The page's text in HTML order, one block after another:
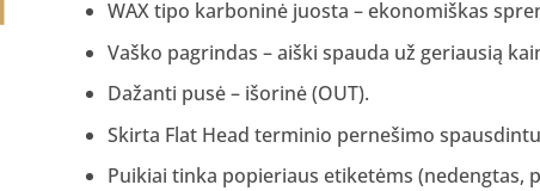
WAX tipo karboninė juosta – ekonomiškas
Vaško pagrindas – aiški spauda už geriausią
Dažanti pusė – išorinė (OUT).
Skirta Flat Head terminio pernešimo
Puikiai tinka popieriaus etiketėms (nedengtas,